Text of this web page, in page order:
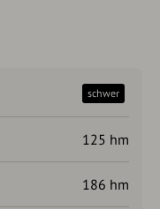
schwer
125 hm
186 hm